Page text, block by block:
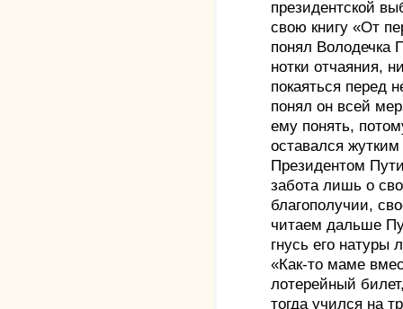
президентской
свою книгу «От
понял Володечка
нотки отчаяния,
покаяться перед
понял он всей
ему понять,
оставался
Президентом
забота лишь о
благополучии,
читаем дальше
гнусь его натуры
«Как-то маме
лотерейный
тогда учился на